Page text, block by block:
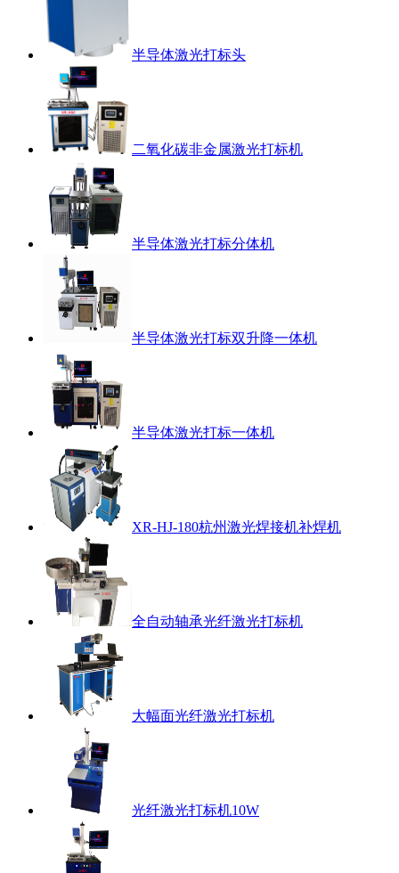
半导体激光打标头
二氧化碳非金属激光打标机
半导体激光打标分体机
半导体激光打标双升降一体机
半导体激光打标一体机
XR-HJ-180杭州激光焊接机补焊机
全自动轴承光纤激光打标机
大幅面光纤激光打标机
光纤激光打标机10W